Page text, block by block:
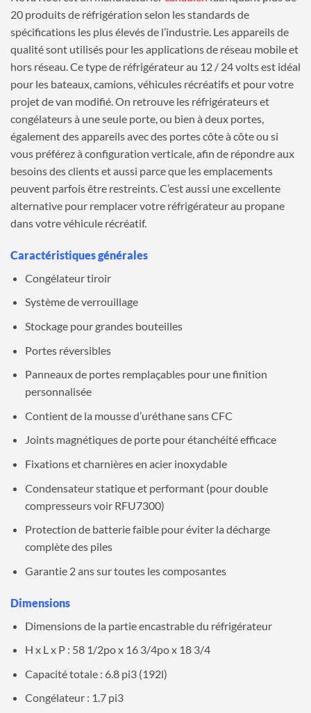
20 produits de réfrigération selon les standards de
spécifications les plus élevés de l’industrie. Les appareils de
qualité sont utilisés pour les applications de réseau mobile et
hors réseau. Ce type de réfrigérateur au 12 / 24 volts est idéal
pour les bateaux, camions, véhicules récréatifs et pour votre
projet de van modifié. On retrouve les réfrigérateurs et
congélateurs à une seule porte, ou bien à deux portes,
également des appareils avec des portes côte à côte ou si
vous préférez à configuration verticale, afin de répondre aux
besoins des clients et aussi parce que les emplacements
peuvent parfois être restreints. C’est aussi une excellente
alternative pour remplacer votre réfrigérateur au propane
dans votre véhicule récréatif.
Caractéristiques générales
Congélateur tiroir
Système de verrouillage
Stockage pour grandes bouteilles
Portes réversibles
Panneaux de portes remplaçables pour une finition
personnalisée
Contient de la mousse d’uréthane sans CFC
Joints magnétiques de porte pour étanchéité efficace
Fixations et charnières en acier inoxydable
Condensateur statique et performant (pour double
compresseurs voir RFU7300)
Protection de batterie faible pour éviter la décharge
complète des piles
Garantie 2 ans sur toutes les composantes
Dimensions
Dimensions de la partie encastrable du réfrigérateur
H x L x P : 58 1/2po x 16 3/4po x 18 3/4
Capacité totale : 6.8 pi3 (192l)
Congélateur : 1.7 pi3